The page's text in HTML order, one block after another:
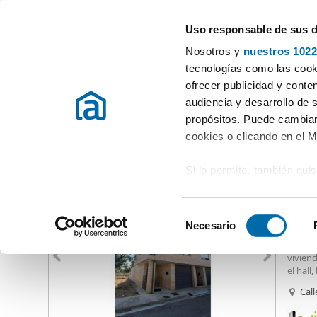
Uso responsable de sus
Nosotros y nuestros
tecnologías como las
ofrecer publicidad y
audiencia y desarrollo de
propósitos. Puede
cookies o clicando en el
Si lo permite, también
Identificar su
Obtenga más
preferencias en la
en la Declaración de
e
e
c
Necesario
Elegir población
Alquiler pisos Navarra Alquiler Casas Navarra
provincia (5 viviendas)
el hall,